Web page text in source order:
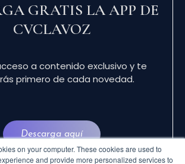
on your computer. These cookies are used to
and provide more personalized services to
GRATIS LA APP DE
CVCLAVOZ
a contenido exclusivo y te
primero de cada novedad.
Descarga aquí